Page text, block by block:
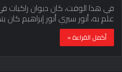
في هذا الوقت، كان ديوان راكيات
علم به، أنور سيري أنور إبراهيم كان
أكمل القراءة »